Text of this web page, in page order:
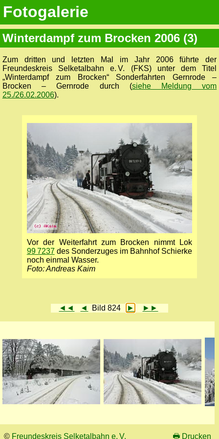
Fotogalerie
Winterdampf zum Brocken 2006 (3)
Zum dritten und letzten Mal im Jahr 2006 führte der
Freundeskreis Selketalbahn e. V. (FKS) unter dem Titel
„Winterdampf zum Brocken“ Sonderfahrten Gernrode –
Brocken – Gernrode durch (siehe Meldung vom
25./26.02.2006).
Vor der Weiterfahrt zum Brocken nimmt Lok
99 7237des Sonderzuges im Bahnhof Schierke
noch einmal Wasser.
Foto: Andreas Kaim
◄◄ ◄ Bild 824 ► ►►
© Freundeskreis Selketalbahn e. V. 🖶 Drucken